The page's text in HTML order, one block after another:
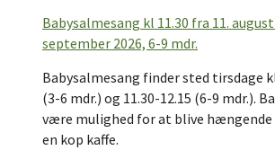
Babysalmesang kl 11.30 fra 11.
september 2026, 6-9 mdr.
Babysalmesang finder sted tirsdage
(3-6 mdr.) og 11.30-12.15 (6-9 mdr.).
være mulighed for at blive hængende
en kop kaffe.